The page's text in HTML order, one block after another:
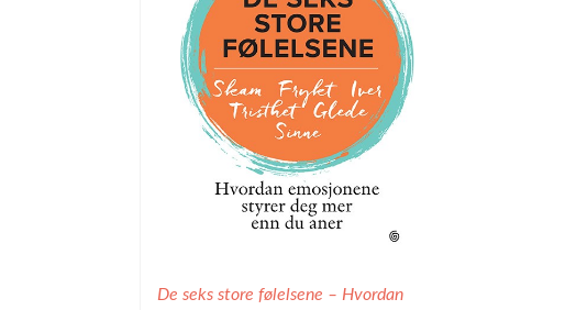
De seks store følelsene – Hvordan